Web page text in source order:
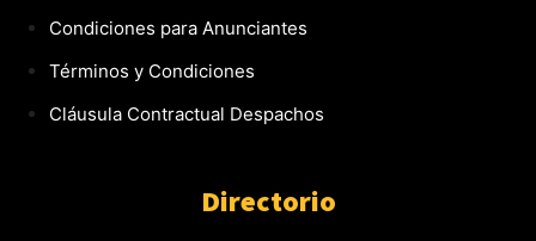
Condiciones para Anunciantes
Términos y Condiciones
Cláusula Contractual Despachos
Directorio